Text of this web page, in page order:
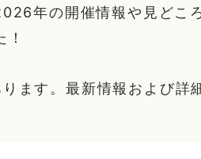
年の開催情報や見どこ
ます。最新情報および詳